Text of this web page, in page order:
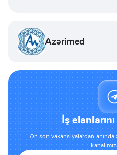
Azərimed
İş
Ən son vakansiyalardan